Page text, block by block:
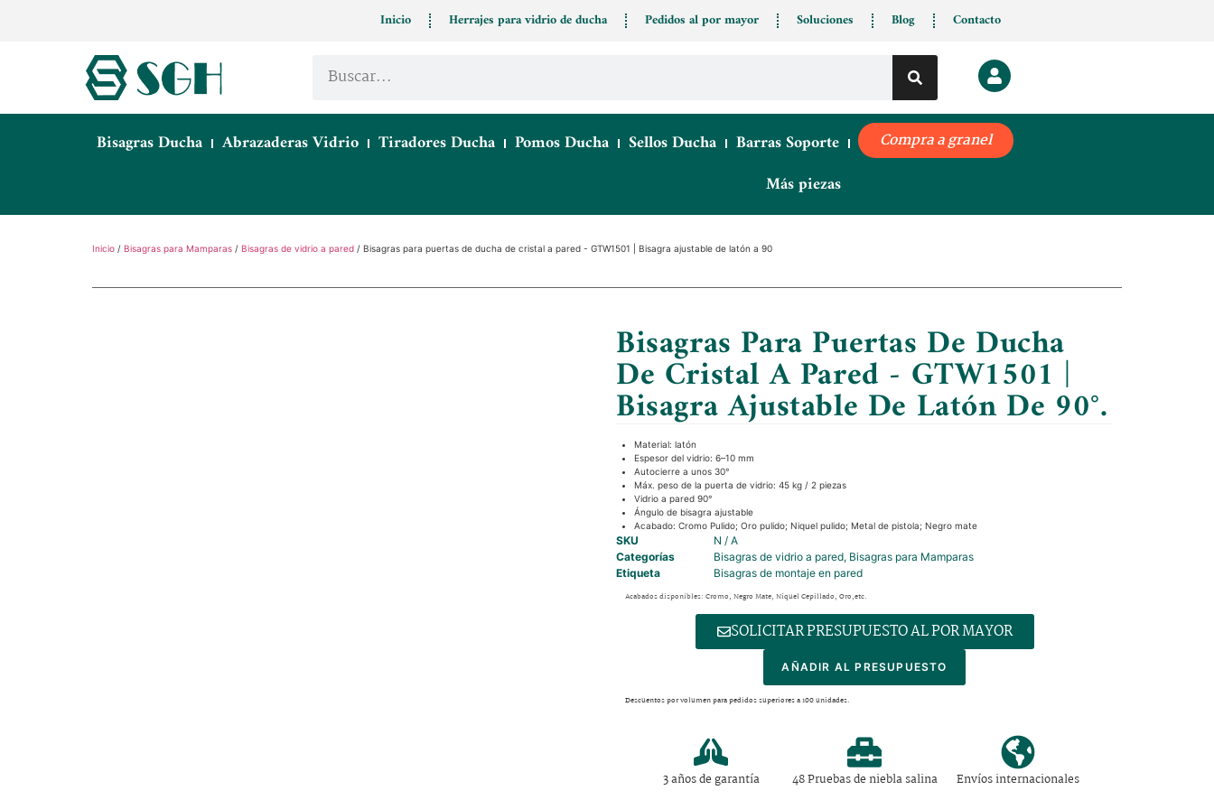
Inicio Herrajes para vidrio de ducha Pedidos al por mayor Soluciones Blog Contacto
Bisagras Ducha Abrazaderas Vidrio Tiradores Ducha Pomos Ducha Sellos Ducha
Barras Soporte
Más piezas
Compra a granel
Inicio / Bisagras para Mamparas / Bisagras de vidrio a pared / Bisagras para puertas de ducha de cristal a pared - GTW1501 | Bisagra ajustable de latón a 90
Bisagras Para Puertas De Ducha
De Cristal A Pared - GTW1501 |
Bisagra Ajustable De Latón De 90°.
Material: latón
Espesor del vidrio: 6–10 mm
Autocierre a unos 30°
Máx. peso de la puerta de vidrio: 45 kg / 2 piezas
Vidrio a pared 90°
Ángulo de bisagra ajustable
Acabado: Cromo Pulido; Oro pulido; Niquel pulido; Metal de pistola; Negro mate
SKU
N / A
Categorías
Bisagras de vidrio a pared, Bisagras para Mamparas
Etiqueta
Bisagras de montaje en pared
Acabados disponibles: Cromo, Negro Mate, Níquel Cepillado, Oro,etc.
SOLICITAR PRESUPUESTO AL POR MAYOR
AÑADIR AL PRESUPUESTO
Descuentos por volumen para pedidos superiores a 100 unidades.
3 años de garantía 48 Pruebas de niebla salina Envíos internacionales